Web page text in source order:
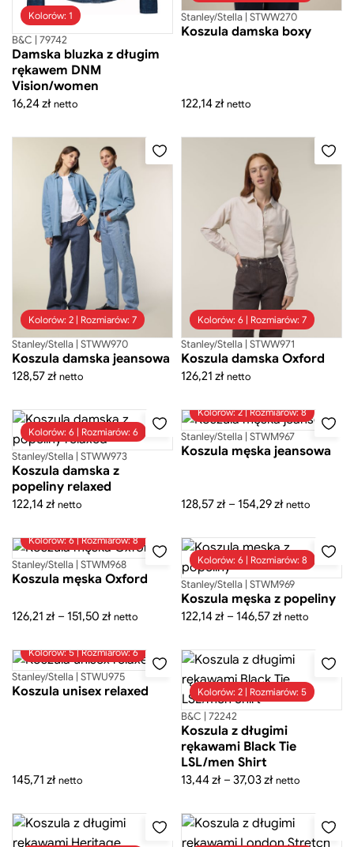
Kolorów: 1
B&C | 79742
Damska bluzka z długim
rękawem DNM
Vision/women
16,24złnetto
Stanley/Stella | STWW270
Koszula damska boxy
122,14złnetto
Kolorów: 2 | Rozmiarów: 7
Stanley/Stella | STWW970
Koszula damska jeansowa
128,57złnetto
Kolorów: 6 | Rozmiarów: 7
Stanley/Stella | STWW971
Koszula damska Oxford
126,21 złnetto
Kolorów: 6 | Rozmiarów: 6
Stanley/Stella | STWW973
Koszula damska z
popeliny relaxed
122,14złnetto
Kolorów: 2 | Rozmiarów: 8
Stanley/Stella | STWM967
Koszula męska jeansowa
128,57zł – 154,29złZakres
od
128,57 zł
do
154,29 zł
netto
Kolorów: 6 | Rozmiarów: 8
Stanley/Stella | STWM968
Koszula męska Oxford
126,21 zł – 151,50 złZakres
od
126,21 zł
do
netto
Kolorów: 6 | Rozmiarów: 8
Stanley/Stella | STWM969
Koszula męska z popeliny
122,14zł – 146,57złZakres
od
122,14 zł
do
146,57 zł
netto
Kolorów: 5 | Rozmiarów: 6
Stanley/Stella | STWU975
Koszula unisex relaxed
145,71 złnetto
Kolorów: 2 | Rozmiarów: 5
B&C | 72242
Koszula z długimi
rękawami Black Tie
LSL/men Shirt
13,44zł – 37,03złZakres
od
13,44 zł
netto